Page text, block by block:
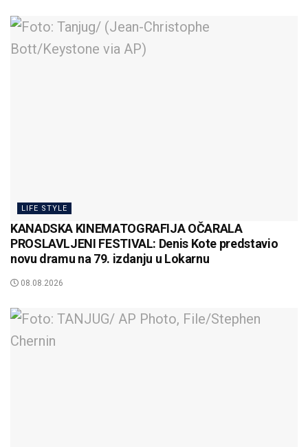
LIFE STYLE
KANADSKA KINEMATOGRAFIJA OČARALA
PROSLAVLJENI FESTIVAL: Denis Kote predstavio
novu dramu na 79. izdanju u Lokarnu
08.08.2026